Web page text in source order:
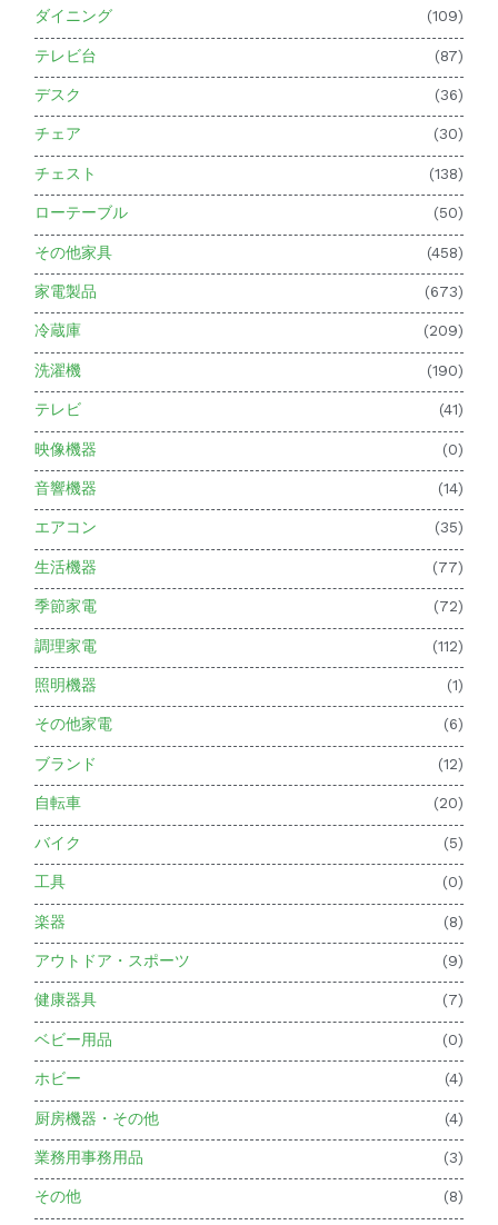
ダイニング (109)
テレビ台 (87)
デスク (36)
チェア (30)
チェスト (138)
ローテーブル (50)
その他家具 (458)
家電製品 (673)
冷蔵庫 (209)
洗濯機 (190)
テレビ (41)
映像機器 (0)
音響機器 (14)
エアコン (35)
生活機器 (77)
季節家電 (72)
調理家電 (112)
照明機器 (1)
その他家電 (6)
ブランド (12)
自転車 (20)
バイク (5)
工具 (0)
楽器 (8)
アウトドア・スポーツ (9)
健康器具 (7)
ベビー用品 (0)
ホビー (4)
厨房機器・その他 (4)
業務用事務用品 (3)
その他 (8)